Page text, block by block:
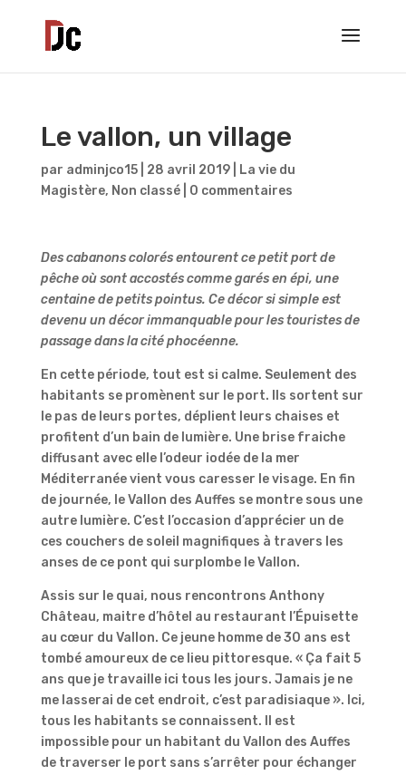
Le vallon, un village
par adminjco15| 28 avril 2019|
La vie du
Magistère, Non classé| 0 commentaires
Des cabanons colorés entourent ce petit port de
pêche où sont accostés comme garés en épi, une
centaine de petits pointus. Ce décor si simple est
devenu un décor immanquable pour les touristes de
passage dans la cité phocéenne.
En cette période, tout est si calme. Seulement des
habitants se promènent sur le port. Ils sortent sur
le pas de leurs portes, déplient leurs chaises et
profitent d’un bain de lumière. Une brise fraiche
diffusant avec elle l’odeur iodée de la mer
Méditerranée vient vous caresser le visage. En fin
de journée, le Vallon des Auffes se montre sous une
autre lumière. C’est l’occasion d’apprécier un de
ces couchers de soleil magnifiques à travers les
anses de ce pont qui surplombe le Vallon.
Assis sur le quai, nous rencontrons Anthony
Château, maitre d’hôtel au restaurant l’Épuisette
au cœur du Vallon. Ce jeune homme de 30 ans est
tombé amoureux de ce lieu pittoresque. « Ça fait 5
ans que je travaille ici tous les jours. Jamais je ne
me lasserai de cet endroit, c’est paradisiaque ». Ici,
tous les habitants se connaissent. Il est
impossible pour un habitant du Vallon des Auffes
de traverser le port sans s’arrêter pour échanger